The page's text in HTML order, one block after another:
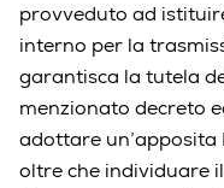
provveduto ad
interno per la
garantisca la tutela
menzionato decreto
adottare
oltre che individuare